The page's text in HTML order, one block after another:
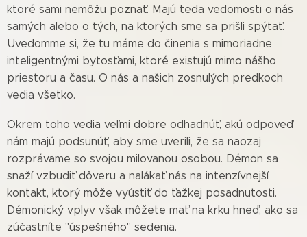
ktoré sami nemôžu poznať. Majú teda vedomosti o nás
samých alebo o tých, na ktorých sme sa prišli spýtať.
Uvedomme si, že tu máme do činenia s mimoriadne
inteligentnými bytosťami, ktoré existujú mimo nášho
priestoru a času. O nás a našich zosnulých predkoch
vedia všetko.
Okrem toho vedia veľmi dobre odhadnúť, akú odpoveď
nám majú podsunúť, aby sme uverili, že sa naozaj
rozprávame so svojou milovanou osobou. Démon sa
snaží vzbudiť dôveru a nalákať nás na intenzívnejší
kontakt, ktorý môže vyústiť do ťažkej posadnutosti.
Démonický vplyv však môžete mať na krku hneď, ako sa
zúčastníte "úspešného" sedenia.